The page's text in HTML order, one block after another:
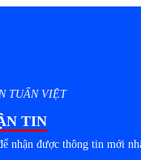
TUẤN VIỆT
TIN
nhận được thông tin mới